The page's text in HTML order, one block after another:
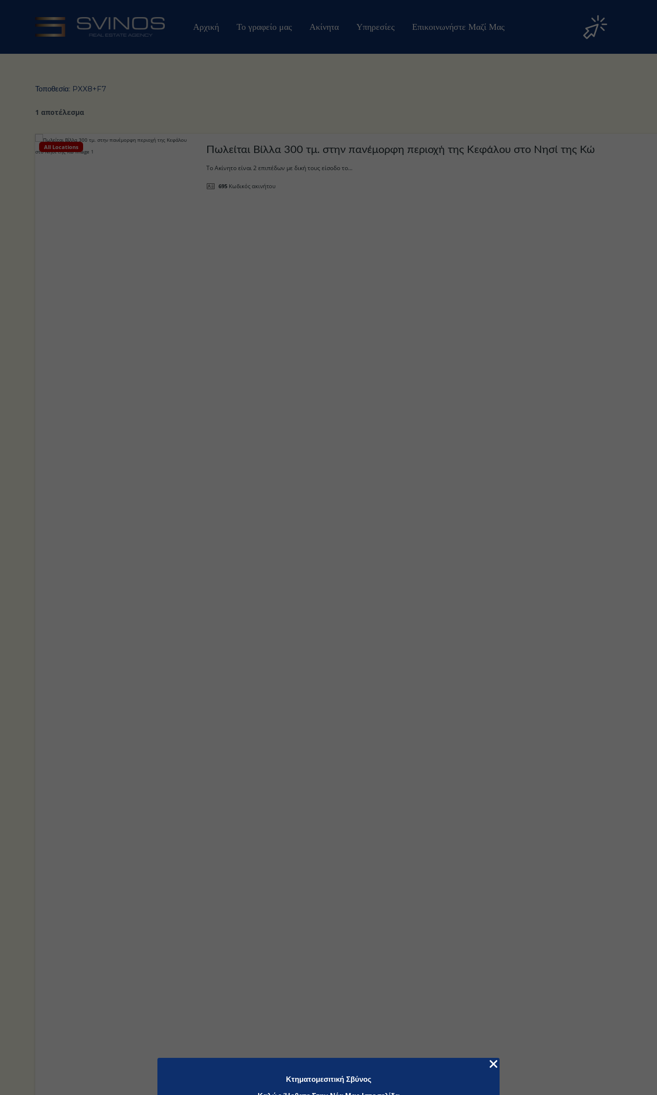
Κτηματομεσιτική Σβύνος
περιεχόμενο
Αρχική Το γραφείο μας Ακίνητα Υπηρεσίες Επικοινωνήστε Μαζί Μας
Τοποθεσία: PXX8+F7
1 αποτέλεσμα
All Locations Πωλείται Βίλλα 300 τμ. στην πανέμορφη περιοχή της Κεφάλου στο Νησί της Κώ
Το Ακίνητο είναι 2 επιπέδων με δική τους είσοδο το...
695 Κωδικός ακινήτου